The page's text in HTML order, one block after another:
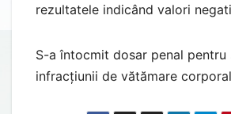
rezultatele indicând valori
S-a întocmit dosar penal pentru
infracțiunii de vătămare